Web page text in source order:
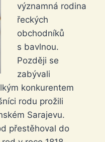
významná rodina
řeckých
obchodníků
s bavlnou.
Později se
zabývali
konkurentem
rodu prožili
Sarajevu.
přestěhoval do